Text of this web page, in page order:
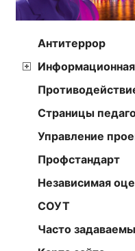
Антитеррор
Страницы
Управление
Профстандарт
Независимая
СОУТ
Часто